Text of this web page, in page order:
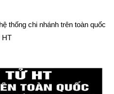
thống chi nhánh trên toàn quốc
HT